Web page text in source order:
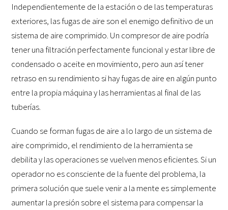
Independientemente de la estación o de las temperaturas
exteriores, las fugas de aire son el enemigo definitivo de un
sistema de aire comprimido. Un compresor de aire podría
tener una filtración perfectamente funcional y estar libre de
condensado o aceite en movimiento, pero aun así tener
retraso en su rendimiento si hay fugas de aire en algún punto
entre la propia máquina y las herramientas al final de las
tuberías.
Cuando se forman fugas de aire a lo largo de un sistema de
aire comprimido, el rendimiento de la herramienta se
debilita y las operaciones se vuelven menos eficientes. Si un
operador no es consciente de la fuente del problema, la
primera solución que suele venir a la mente es simplemente
aumentar la presión sobre el sistema para compensar la